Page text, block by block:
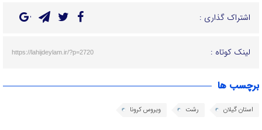
اشتراک گذاری :
لینک کوتاه : https://lahijdeylam.ir/?p=2720
برچسب ها
استان گیلان رشت ویروس کرونا